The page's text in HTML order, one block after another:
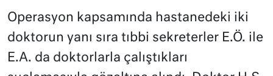
Operasyon kapsamında hastanedeki iki
doktorun yanı sıra tıbbi sekreterler E.Ö. ile
E.A. da doktorlarla çalıştıkları